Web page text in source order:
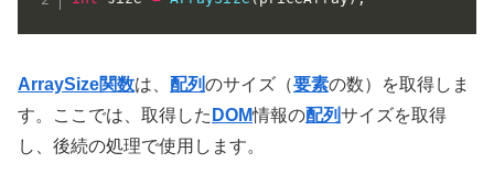
ArraySize関数は、 配列のサイズ（要素の数）を取得しま
す。ここでは、取得した DOM情報の配列サイズを取得
し、後続の処理で使用します。